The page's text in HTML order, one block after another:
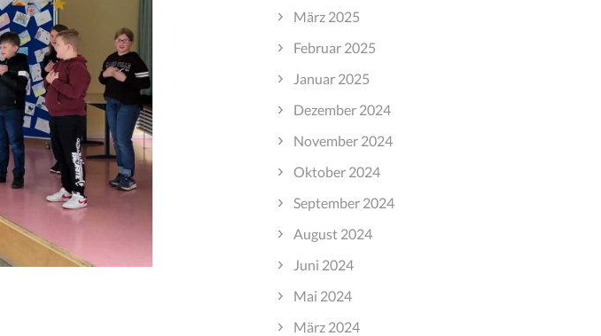
März 2025
Februar 2025
Januar 2025
Dezember 2024
November 2024
Oktober 2024
September 2024
August 2024
Juni 2024
Mai 2024
März 2024